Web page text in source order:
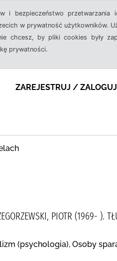
i bezpieczeństwo
w prywatność użytkowników.
chcesz, by pliki cookies były
prywatności.
ZAREJESTRUJ / ZALOGUJ
PIOTR (1969- ).
(psychologia), Osoby